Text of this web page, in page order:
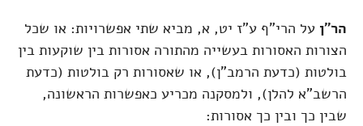
הר"ן על הרי"ף ע"ז יט, א, מביא שתי אפשרויות: או שכל
הצורות האסורות בעשייה מהתורה אסורות בין שוקעות בין
בולטות (כדעת הרמב"ן), או שאסורות רק בולטות (כדעת
הרשב"א להלן), ולמסקנה מכריע כאפשרות הראשונה,
שבין כך ובין כך אסורות: